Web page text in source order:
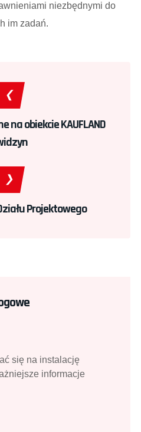
niezbędnymi do
im zadań.
na obiekcie KAUFLAND
Projektowego
się na instalację
informacje